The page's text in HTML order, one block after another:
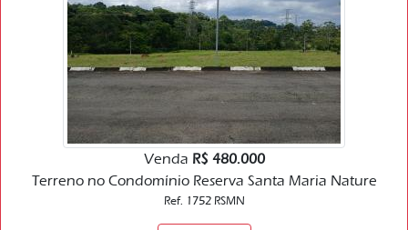
Venda R$ 480.000
Terreno no Condomínio Reserva Santa Maria Nature
Ref. 1752 RSMN